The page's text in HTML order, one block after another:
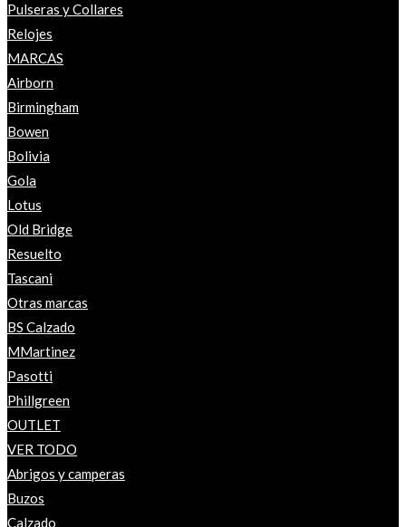
Pulseras y Collares
Relojes
MARCAS
Airborn
Birmingham
Bowen
Bolivia
Gola
Lotus
Old Bridge
Resuelto
Tascani
Otras marcas
BS Calzado
MMartinez
Pasotti
Phillgreen
OUTLET
VER TODO
Abrigos y camperas
Buzos
Calzado